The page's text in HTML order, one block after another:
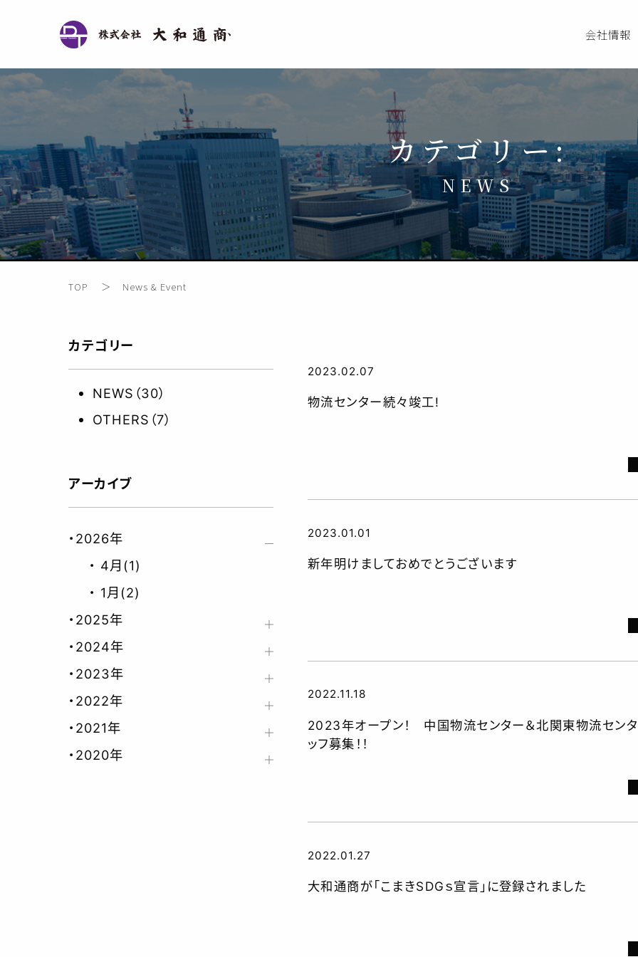
会社情報
カテゴリー:
NEWS
TOP News & Event
2023.02.07
物流センター続々竣工!
2023.01.01
新年明けましておめでとうございます
2022.11.18
2023年オープン！ 中国物流センター＆北関東物流セン
ッフ募集！！
2022.01.27
大和通商が「こまきSDGｓ宣言」に登録されました
カテゴリー
NEWS（30）
OTHERS（7）
アーカイブ
2026年
4月(1)
1月(2)
2025年
2024年
2023年
2022年
2021年
2020年
会社情報
安全への取り組み
CSR活動